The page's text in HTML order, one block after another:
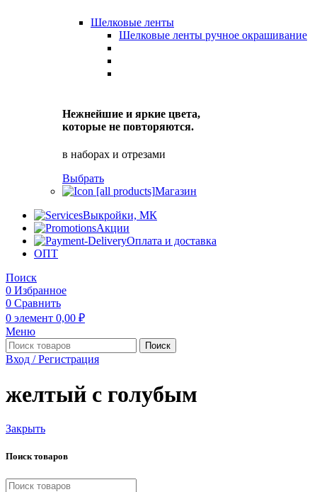
Шелковые ленты
Шелковые ленты ручное окрашивание
Нежнейшие и яркие цвета,
которые не повторяются.
в наборах и отрезами
Выбрать
Магазин
Выкройки, МК
Акции
Оплата и доставка
ОПТ
Поиск
0 Избранное
0 Сравнить
0 элемент 0,00 ₽
Меню
Поиск
Вход / Регистрация
желтый с голубым
Закрыть
Поиск товаров